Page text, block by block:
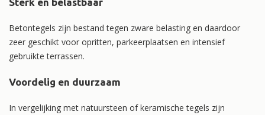
Betontegels zijn bestand tegen zware belasting en daardoor
zeer geschikt voor opritten, parkeerplaatsen en intensief
gebruikte terrassen.
Voordelig en duurzaam
In vergelijking met natuursteen of keramische tegels zijn